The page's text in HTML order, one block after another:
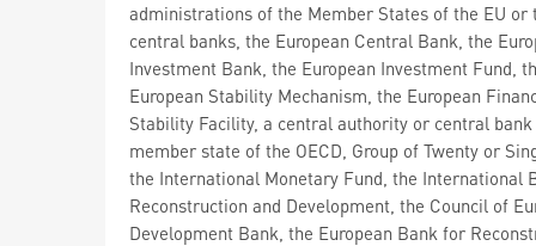
administrations of the Member States of the EU or
central banks, the European Central Bank, the
Investment Bank, the European Investment Fund,
European Stability Mechanism, the European
Stability Facility, a central authority or central
member state of the OECD, Group of Twenty or
the International Monetary Fund, the International
Reconstruction and Development, the Council of
Development Bank, the European Bank for